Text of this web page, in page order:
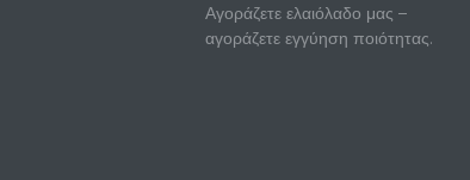
Αγοράζετε ελαιόλαδο μας –
αγοράζετε εγγύηση ποιότητας.